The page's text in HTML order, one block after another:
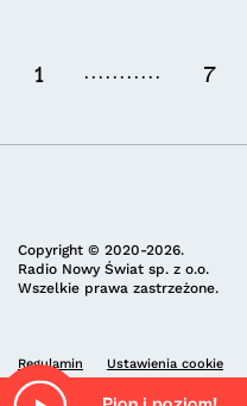
1 ........... 7
Copyright © 2020-2026.
Radio Nowy Świat sp. z o.o.
Wszelkie prawa zastrzeżone.
Regulamin Ustawienia cookie